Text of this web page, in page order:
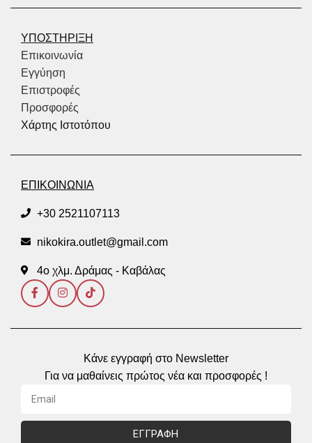
ΥΠΟΣΤΗΡΙΞΗ
Επικοινωνία
Εγγύηση
Επιστροφές
Προσφορές
Χάρτης Ιστοτόπου
ΕΠΙΚΟΙΝΩΝΙΑ
+30 2521107113
nikokira.outlet@gmail.com
4ο χλμ. Δράμας - Καβάλας
Κάνε εγγραφή στο Newsletter
Για να μαθαίνεις πρώτος νέα και προσφορές !
ΕΓΓΡΑΦΗ